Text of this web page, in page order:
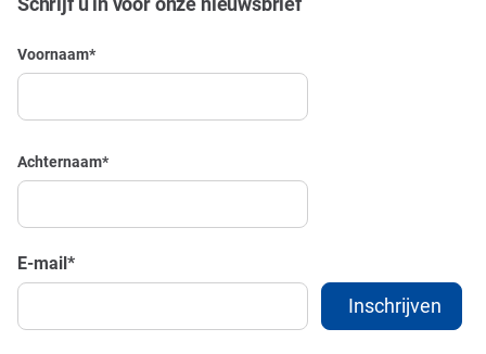
Voornaam*
Achternaam*
E-mail*